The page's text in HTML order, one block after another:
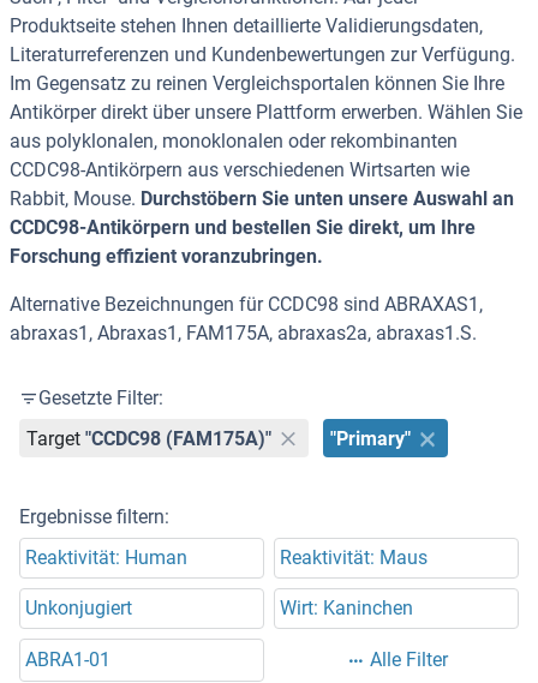
Produktseite stehen Ihnen detaillierte Validierungsdaten,
Literaturreferenzen und Kundenbewertungen zur Verfügung.
Im Gegensatz zu reinen Vergleichsportalen können Sie Ihre
Antikörper direkt über unsere Plattform erwerben. Wählen Sie
aus polyklonalen, monoklonalen oder rekombinanten
CCDC98-Antikörpern aus verschiedenen Wirtsarten wie
Rabbit, Mouse. Durchstöbern Sie unten unsere Auswahl an
CCDC98-Antikörpern und bestellen Sie direkt, um Ihre
Forschung effizient voranzubringen.
Alternative Bezeichnungen für CCDC98 sind ABRAXAS1,
abraxas1, Abraxas1, FAM175A, abraxas2a, abraxas1.S.
Gesetzte Filter:
Target "CCDC98 (FAM175A)" "Primary"
Ergebnisse filtern:
Reaktivität: Human
Reaktivität: Maus
Unkonjugiert Wirt: Kaninchen
ABRA1-01 Alle Filter